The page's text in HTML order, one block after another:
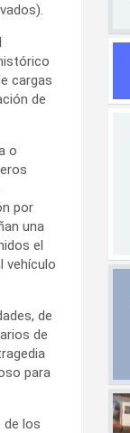
cargas
de
o
por
una
el
vehículo
de
de
para
de los